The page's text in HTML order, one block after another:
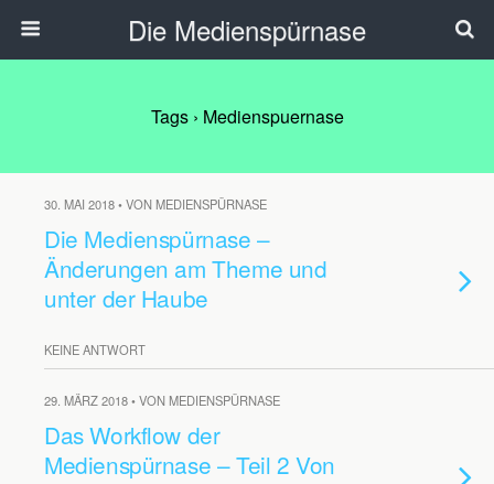
Die Medienspürnase
Tags › Medienspuernase
30. MAI 2018 • VON MEDIENSPÜRNASE
Die Medienspürnase –
Änderungen am Theme und
unter der Haube
KEINE ANTWORT
29. MÄRZ 2018 • VON MEDIENSPÜRNASE
Das Workflow der
Medienspürnase – Teil 2 Von